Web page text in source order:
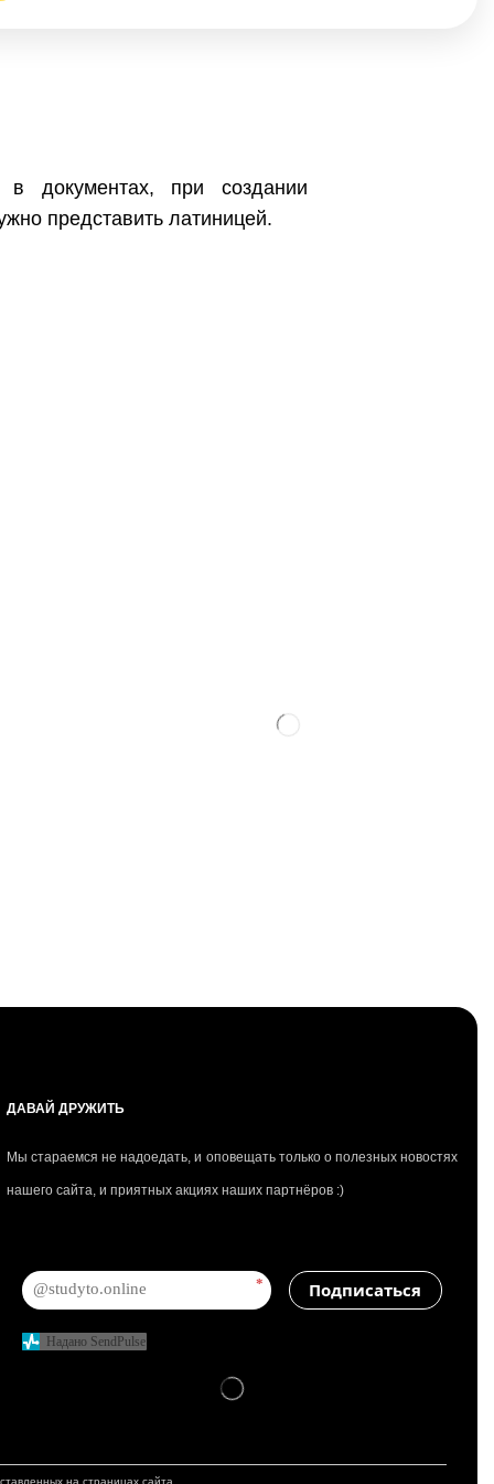
документах, при создании
представить латиницей.
ДАВАЙ ДРУЖИТЬ
Мы стараемся не надоедать, и оповещать только о полезных новостях
нашего сайта, и приятных акциях наших партнёров :)
* Подписаться
Надано SendPulse
на страницах сайта